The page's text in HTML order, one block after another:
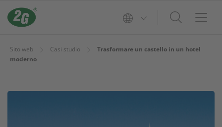
Sito web Casi studio
Trasformare un castello in un hotel
moderno